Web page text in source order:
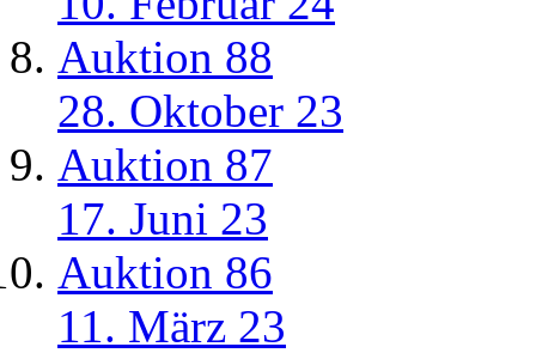
Auktion 88
28. Oktober 23
Auktion 87
17. Juni 23
Auktion 86
11. März 23